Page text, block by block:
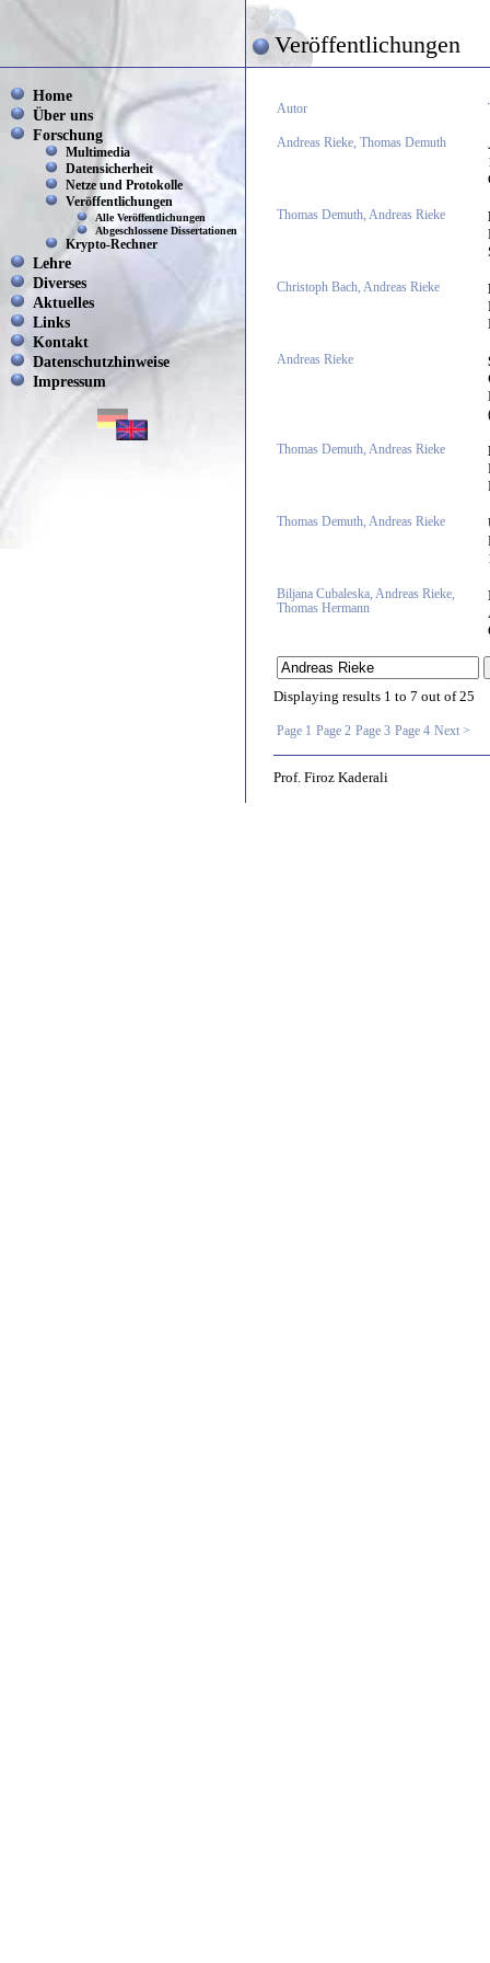
Veröffentlichungen
Home
Über uns
Forschung
Multimedia
Datensicherheit
Netze und Protokolle
Veröffentlichungen
Alle Veröffentlichungen
Abgeschlossene Dissertationen
Krypto-Rechner
Lehre
Diverses
Aktuelles
Links
Kontakt
Datenschutzhinweise
Impressum
Autor
Andreas Rieke, Thomas Demuth
Thomas Demuth, Andreas Rieke
Christoph Bach, Andreas Rieke
Andreas Rieke
Thomas Demuth, Andreas Rieke
Thomas Demuth, Andreas Rieke
Biljana Cubaleska, Andreas Rieke,
Thomas Hermann
Displaying results 1 to 7 out of25
Page 1 Page 2 Page 3 Page 4 Next >
Prof. Firoz Kaderali